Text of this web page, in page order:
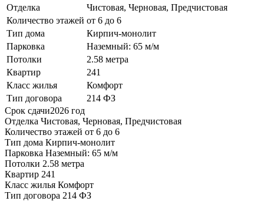
Отделка
Чистовая, Черновая, Предчистовая
Количество этажей от 6 до 6
Тип дома
Кирпич-монолит
Парковка
Наземный: 65 м/м
Потолки
2.58 метра
Квартир
241
Класс жилья
Комфорт
Тип договора
214 ФЗ
Срок сдачи2026 год
Отделка Чистовая, Черновая, Предчистовая
Количество этажей от 6 до 6
Тип дома Кирпич-монолит
Парковка Наземный: 65 м/м
Потолки 2.58 метра
Квартир 241
Класс жилья Комфорт
Тип договора 214 ФЗ